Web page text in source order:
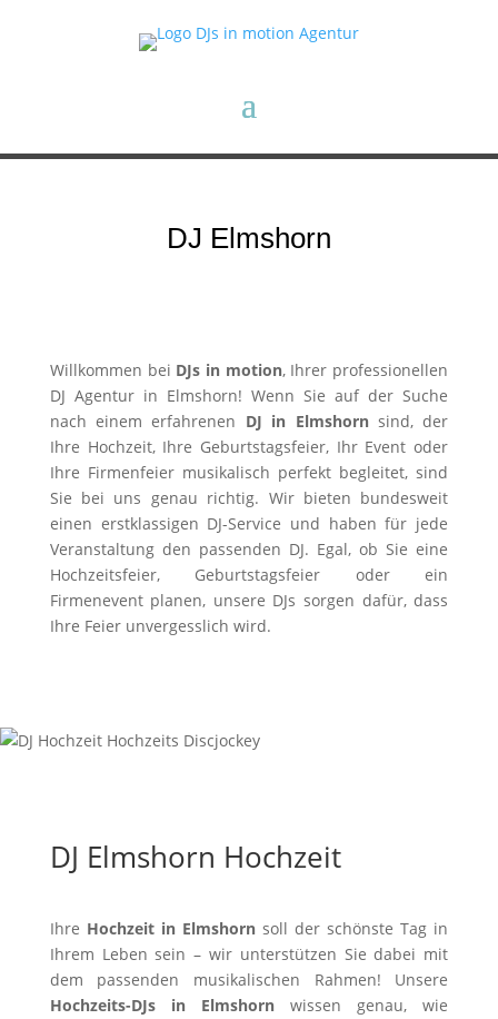
DJ Elmshorn
Willkommen bei DJs in motion, Ihrer professionellen
DJ Agentur in Elmshorn! Wenn Sie auf der Suche
nach einem erfahrenen DJ in Elmshornsind, der
Ihre Hochzeit, Ihre Geburtstagsfeier, Ihr Event oder
Ihre Firmenfeier musikalisch perfekt begleitet, sind
Sie bei uns genau richtig. Wir bieten bundesweit
einen erstklassigen DJ-Service und haben für jede
Veranstaltung den passenden DJ. Egal, ob Sie eine
Hochzeitsfeier, Geburtstagsfeier oder ein
Firmenevent planen, unsere DJs sorgen dafür, dass
Ihre Feier unvergesslich wird.
DJ Elmshorn Hochzeit
Ihre Hochzeit in Elmshornsoll der schönste Tag in
Ihrem Leben sein – wir unterstützen Sie dabei mit
dem passenden musikalischen Rahmen! Unsere
Hochzeits-DJs in Elmshornwissen genau, wie